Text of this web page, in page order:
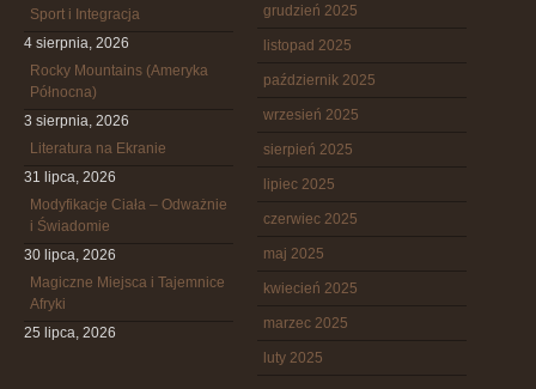
Sport i Integracja
4 sierpnia, 2026
Rocky Mountains (Ameryka
Północna)
3 sierpnia, 2026
Literatura na Ekranie
31 lipca, 2026
Modyfikacje Ciała – Odważnie
i Świadomie
30 lipca, 2026
Magiczne Miejsca i Tajemnice
Afryki
25 lipca, 2026
grudzień 2025
listopad 2025
październik 2025
wrzesień 2025
sierpień 2025
lipiec 2025
czerwiec 2025
maj 2025
kwiecień 2025
marzec 2025
luty 2025